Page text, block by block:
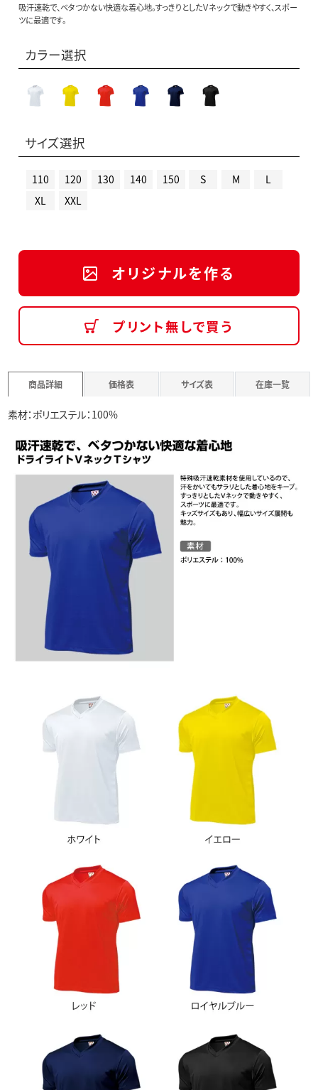
吸汗速乾で、ベタつかない快適な着心地。すっきりとしたＶネックで動きやすく、スポー
ツに最適です。
カラー選択
サイズ選択
110 120 130 140 150 S M
L
XL
XXL
オリジナルを作る
プリント無しで買う
商品詳細 価格表 サイズ表 在庫一覧
素材：ポリエステル：100%